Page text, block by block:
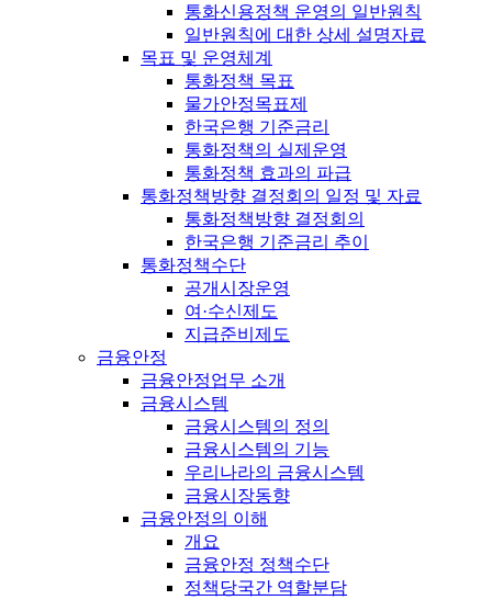
통화신용정책 운영의 일반원칙
일반원칙에 대한 상세 설명자료
목표 및 운영체계
통화정책 목표
물가안정목표제
한국은행 기준금리
통화정책의 실제운영
통화정책 효과의 파급
통화정책방향 결정회의 일정 및 자료
통화정책방향 결정회의
한국은행 기준금리 추이
통화정책수단
공개시장운영
여·수신제도
지급준비제도
금융안정
금융안정업무 소개
금융시스템
금융시스템의 정의
금융시스템의 기능
우리나라의 금융시스템
금융시장동향
금융안정의 이해
개요
금융안정 정책수단
정책당국간 역할분담